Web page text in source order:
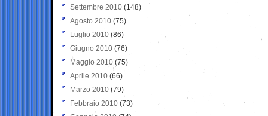
Settembre 2010 (148)
Agosto 2010 (75)
Luglio 2010 (86)
Giugno 2010 (76)
Maggio 2010 (75)
Aprile 2010 (66)
Marzo 2010 (79)
Febbraio 2010 (73)